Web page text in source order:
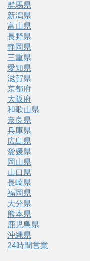
群馬県
新潟県
富山県
長野県
静岡県
三重県
愛知県
滋賀県
京都府
大阪府
和歌山県
奈良県
兵庫県
広島県
愛媛県
岡山県
山口県
長崎県
福岡県
大分県
熊本県
鹿児島県
沖縄県
24時間営業